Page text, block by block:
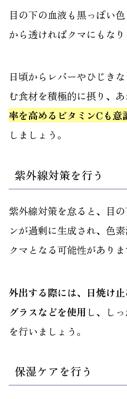
目の下の血液も黒っぽい
から透ければクマにもなり
日頃からレバーやひじき
む食材を積極的に摂り、
率を高めるビタミンCも意
しましょう。
紫外線対策を行う
紫外線対策を怠ると、目
ンが過剰に生成され、色
クマとなる可能性がありま
外出する際には、日焼け
グラスなどを使用 し、し
を行いましょう。
保湿ケアを行う